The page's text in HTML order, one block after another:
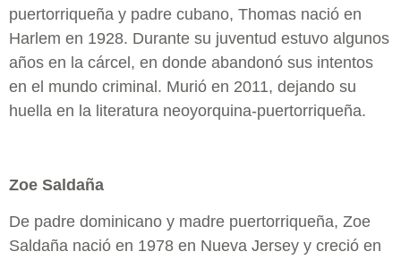
puertorriqueña y padre cubano, Thomas nació en
Harlem en 1928. Durante su juventud estuvo algunos
años en la cárcel, en donde abandonó sus intentos
en el mundo criminal. Murió en 2011, dejando su
huella en la literatura neoyorquina-puertorriqueña.
Zoe Saldaña
De padre dominicano y madre puertorriqueña, Zoe
Saldaña nació en 1978 en Nueva Jersey y creció en